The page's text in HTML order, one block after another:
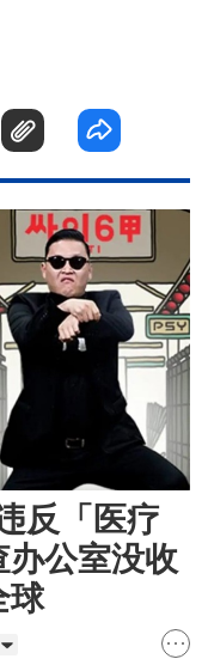
反「医疗
公室没收
球